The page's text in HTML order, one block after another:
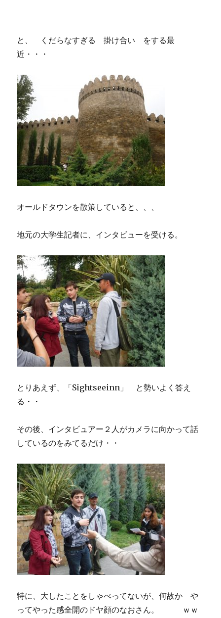
と、 くだらなすぎる 掛け合い をする最
近・・・
オールドタウンを散策していると、、、
地元の大学生記者に、インタビューを受ける。
とりあえず、「Sightseeinn」 と勢いよく答え
る・・
その後、インタビュアー２人がカメラに向かって話
しているのをみてるだけ・・
特に、大したことをしゃべってないが、何故か や
ってやった感全開のドヤ顔のなおさん。 ｗｗ